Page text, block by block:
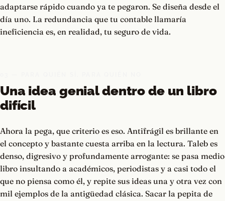
adaptarse rápido cuando ya te pegaron. Se diseña desde el
día uno. La redundancia que tu contable llamaría
ineficiencia es, en realidad, tu seguro de vida.
Una idea genial dentro de un libro
difícil
Ahora la pega, que criterio es eso. Antifrágil es brillante en
el concepto y bastante cuesta arriba en la lectura. Taleb es
denso, digresivo y profundamente arrogante: se pasa medio
libro insultando a académicos, periodistas y a casi todo el
que no piensa como él, y repite sus ideas una y otra vez con
mil ejemplos de la antigüedad clásica. Sacar la pepita de